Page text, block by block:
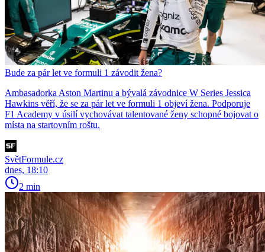
Bude za pár let ve formuli 1 závodit žena?
Ambasadorka Aston Martinu a bývalá závodnice W Series Jessica
Hawkins věří, že se za pár let ve formuli 1 objeví žena. Podporuje
F1 Academy v úsilí vychovávat talentované ženy schopné bojovat o
místa na startovním roštu.
SvětFormule.cz
dnes, 18:10
2 min